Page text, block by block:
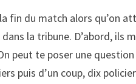
fin du match alors qu’on
la tribune. D’abord, ils
peut te poser une
puis d’un coup, dix